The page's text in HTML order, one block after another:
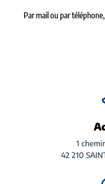
Par mail ou par
1
42 210